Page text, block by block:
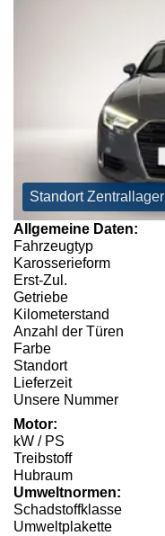
Standort Zentrallager
Allgemeine Daten:
Fahrzeugtyp
Karosserieform
Erst-Zul.
Getriebe
Kilometerstand
Anzahl der Türen
Farbe
Standort
Lieferzeit
Unsere Nummer
Motor:
kW / PS
Treibstoff
Hubraum
Umweltnormen:
Schadstoffklasse
Umweltplakette